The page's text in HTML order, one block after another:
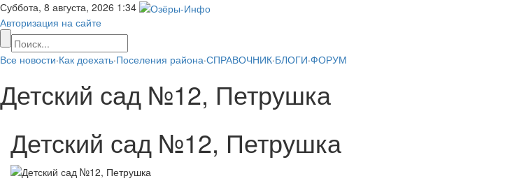
Суббота, 8 августа, 2026 1:34
Авторизация на сайте
Все новости·Как доехать·Поселения района·СПРАВОЧНИК·БЛОГИ·ФОРУМ
Детский сад №12, Петрушка
Детский сад №12, Петрушка